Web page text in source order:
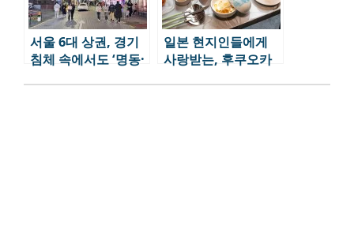
서울 6대 상권, 경기
침체 속에서도 ‘명동·
일본 현지인들에게
사랑받는, 후쿠오카